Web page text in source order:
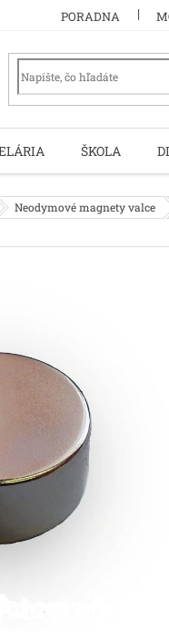
PORADNA
ŠKOLA
Neodymové magnety valce